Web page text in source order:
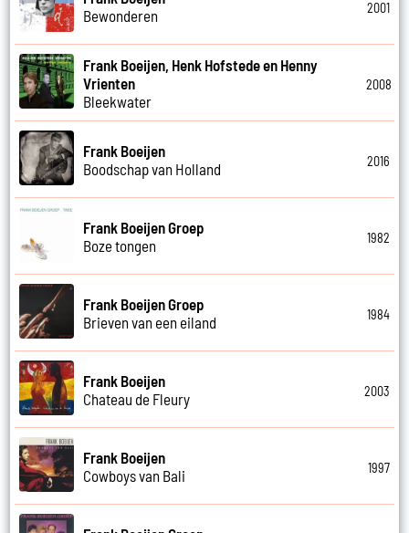
Bewonderen
2001
Frank Boeijen, Henk Hofstede en Henny
Vrienten
Bleekwater
2008
Frank Boeijen
Boodschap van Holland
2016
Frank Boeijen Groep
Boze tongen
1982
Frank Boeijen Groep
Brieven van een eiland
1984
Frank Boeijen
Chateau de Fleury
2003
Frank Boeijen
Cowboys van Bali
1997